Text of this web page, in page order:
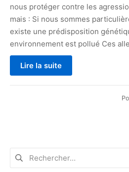
nous protéger contre les
mais : Si nous sommes
existe une prédisposition
environnement est pollué Ces
Lire la suite
Rechercher :